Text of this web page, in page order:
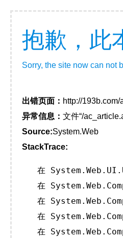
抱歉，此
Sorry, the site now can not
出错页面： http://
异常信息： 文件“/
Source:System.Web
StackTrace:
在
在
在
在
在